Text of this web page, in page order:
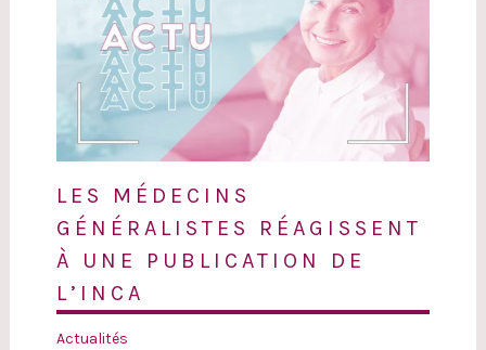
LES MÉDECINS
GÉNÉRALISTES RÉAGISSENT
À UNE PUBLICATION DE
L’INCA
Actualités